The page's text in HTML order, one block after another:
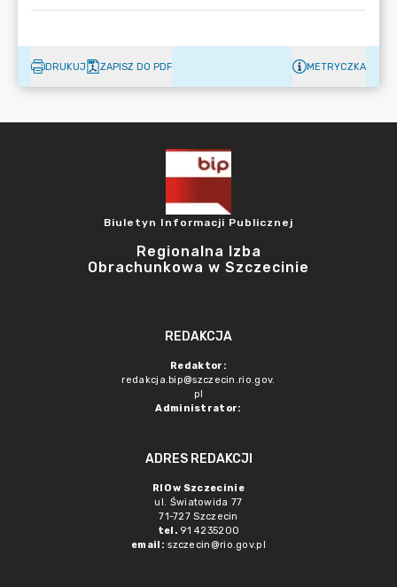
DRUKUJ ZAPISZ DO PDF METRYCZKA
Biuletyn Informacji Publicznej
Regionalna Izba
Obrachunkowa w Szczecinie
REDAKCJA
Redaktor:
redakcja.bip@szczecin.rio.gov.
pl
Administrator:
ADRES REDAKCJI
RIO w Szczecinie
ul. Światowida 77
71-727 Szczecin
tel. 91 4235200
email: szczecin@rio.gov.pl